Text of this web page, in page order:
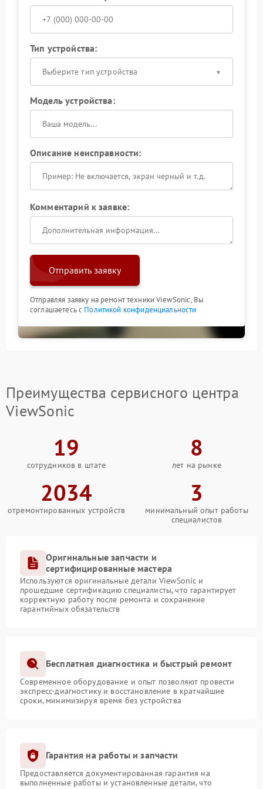
Тип устройства:
Выберите тип устройства
Модель устройства:
Описание неисправности:
Комментарий к заявке:
Отправить заявку
Отправляя заявку на ремонт техники ViewSonic, Вы
соглашаетесь с Политикой конфиденциальности
Преимущества сервисного центра
ViewSonic
19
сотрудников в штате
8
лет на рынке
2034
отремонтированных устройств
3
минимальный опыт работы
специалистов
Оригинальные запчасти и
сертифицированные мастера
Используются оригинальные детали ViewSonic и
прошедшие сертификацию специалисты, что гарантирует
корректную работу после ремонта и сохранение
гарантийных обязательств
Бесплатная диагностика и быстрый ремонт
Современное оборудование и опыт позволяют провести
экспресс-диагностику и восстановление в кратчайшие
сроки, минимизируя время без устройства
Гарантия на работы и запчасти
Предоставляется документированная гарантия на
выполненные работы и установленные детали, что